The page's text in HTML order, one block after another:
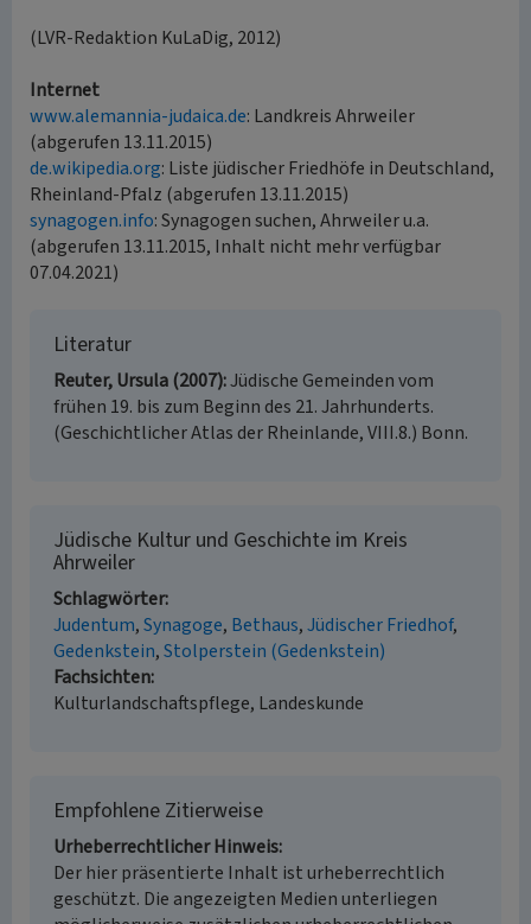
(LVR-Redaktion KuLaDig, 2012)
Internet
www.alemannia-judaica.de: Landkreis Ahrweiler
(abgerufen 13.11.2015)
de.wikipedia.org: Liste jüdischer Friedhöfe in Deutschland,
Rheinland-Pfalz (abgerufen 13.11.2015)
synagogen.info: Synagogen suchen, Ahrweiler u.a.
(abgerufen 13.11.2015, Inhalt nicht mehr verfügbar
07.04.2021)
Literatur
Reuter, Ursula (2007) Jüdische Gemeinden vom
frühen 19. bis zum Beginn des 21. Jahrhunderts.
(Geschichtlicher Atlas der Rheinlande, VIII.8.) Bonn.
Jüdische Kultur und Geschichte im Kreis
Ahrweiler
Schlagwörter
Judentum Synagoge Bethaus Jüdischer Friedhof
Gedenkstein Stolperstein (Gedenkstein)
Fachsichten
Kulturlandschaftspflege, Landeskunde
Empfohlene Zitierweise
Urheberrechtlicher Hinweis
Der hier präsentierte Inhalt ist urheberrechtlich
geschützt. Die angezeigten Medien unterliegen